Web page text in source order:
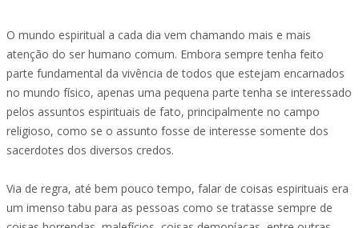
O mundo espiritual a cada dia vem chamando mais e mais
atenção do ser humano comum. Embora sempre tenha feito
parte fundamental da vivência de todos que estejam encarnados
no mundo físico, apenas uma pequena parte tenha se interessado
pelos assuntos espirituais de fato, principalmente no campo
religioso, como se o assunto fosse de interesse somente dos
sacerdotes dos diversos credos.
Via de regra, até bem pouco tempo, falar de coisas espirituais era
um imenso tabu para as pessoas como se tratasse sempre de